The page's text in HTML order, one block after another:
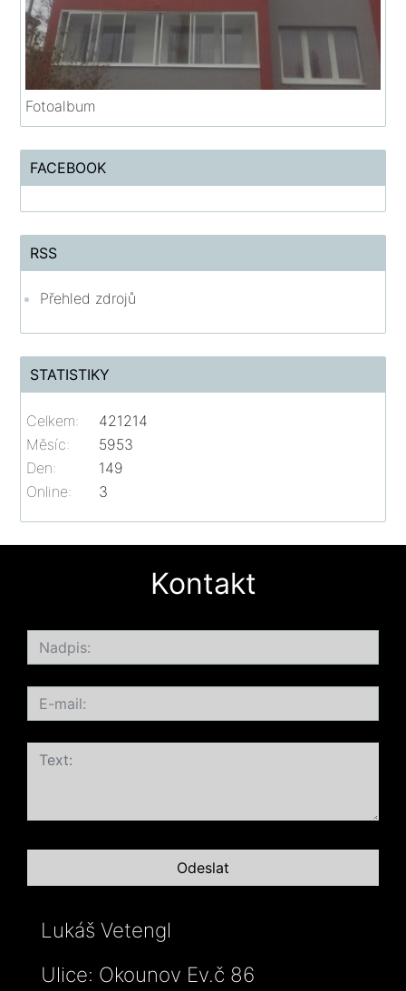
Fotoalbum
FACEBOOK
RSS
Přehled zdrojů
STATISTIKY
Online: 3
Celkem:
421214
Měsíc:
5953
Den:
149
Kontakt
Lukáš Vetengl
Ulice: Okounov Ev.č 86